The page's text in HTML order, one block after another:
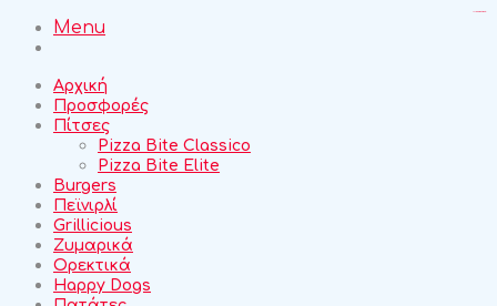
Menu
Αρχική
Προσφορές
Πίτσες
Pizza Bite Classico
Pizza Bite Elite
Burgers
Πεϊνιρλί
Grillicious
Ζυμαρικά
Ορεκτικά
Happy Dogs